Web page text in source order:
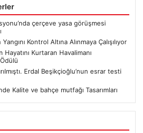
çerçeve yasa görüşmesi
Kontrol Altına Alınmaya Çalışılıyor
Hayatını Kurtaran Havalimanı
Erdal Beşikçioğlu’nun esrar testi
Kalite ve bahçe mutfağı Tasarımları